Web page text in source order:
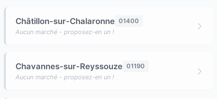
Châtillon-sur-Chalaronne 01400
Aucun marché - proposez-en un !
Chavannes-sur-Reyssouze 01190
Aucun marché - proposez-en un !